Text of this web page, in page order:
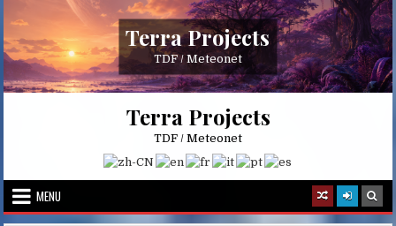
content
Terra Projects
TDF / Meteonet
Terra Projects
TDF / Meteonet
MENU